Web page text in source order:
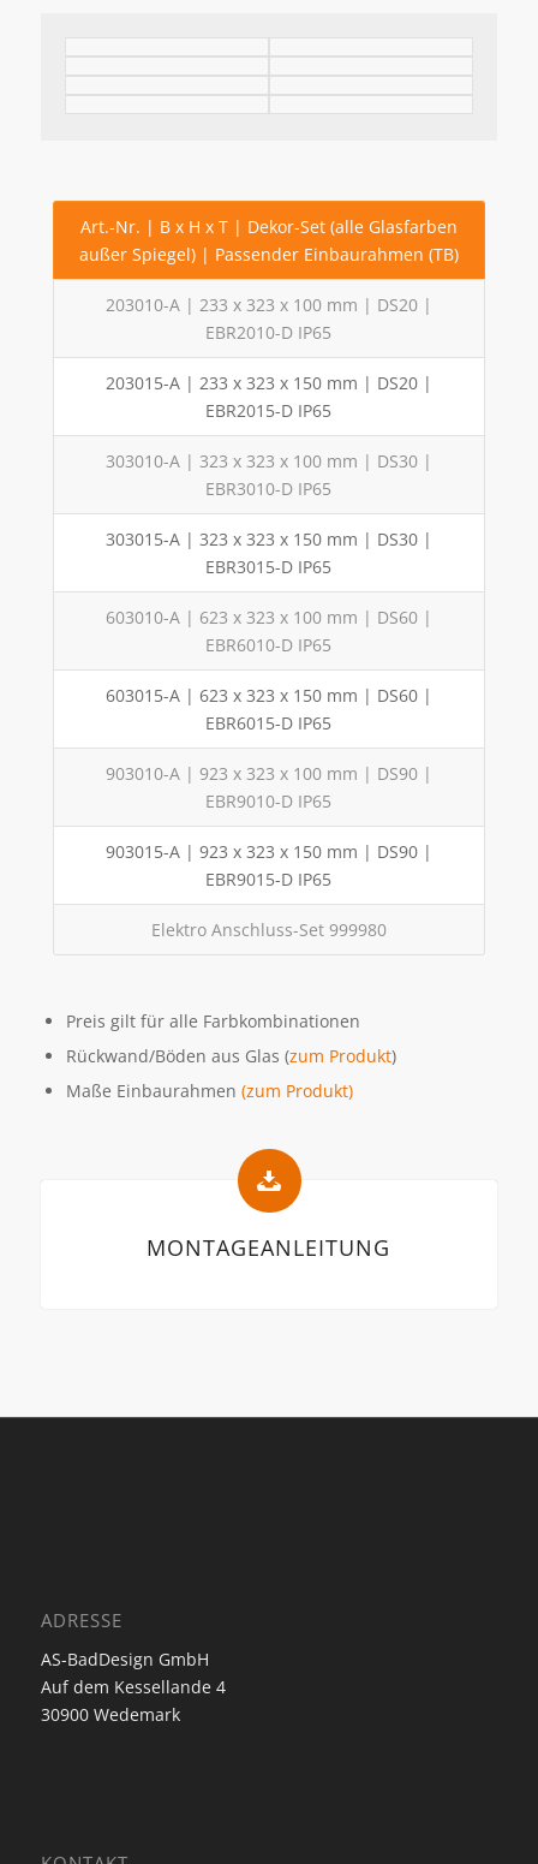
Art.-Nr. | B x H x T | Dekor-Set (alle Glasfarben
außer Spiegel) | Passender Einbaurahmen (TB)
203010-A | 233 x 323 x 100 mm | DS20 |
EBR2010-D IP65
203015-A | 233 x 323 x 150 mm | DS20 |
EBR2015-D IP65
303010-A | 323 x 323 x 100 mm | DS30 |
EBR3010-D IP65
303015-A | 323 x 323 x 150 mm | DS30 |
EBR3015-D IP65
603010-A | 623 x 323 x 100 mm | DS60 |
EBR6010-D IP65
603015-A | 623 x 323 x 150 mm | DS60 |
EBR6015-D IP65
903010-A | 923 x 323 x 100 mm | DS90 |
EBR9010-D IP65
903015-A | 923 x 323 x 150 mm | DS90 |
EBR9015-D IP65
Elektro Anschluss-Set 999980
Preis gilt für alle Farbkombinationen
Rückwand/Böden aus Glas (zum Produkt)
Maße Einbaurahmen (zum Produkt)
MONTAGEANLEITUNG
ADRESSE
AS-BadDesign GmbH
Auf dem Kessellande 4
30900 Wedemark